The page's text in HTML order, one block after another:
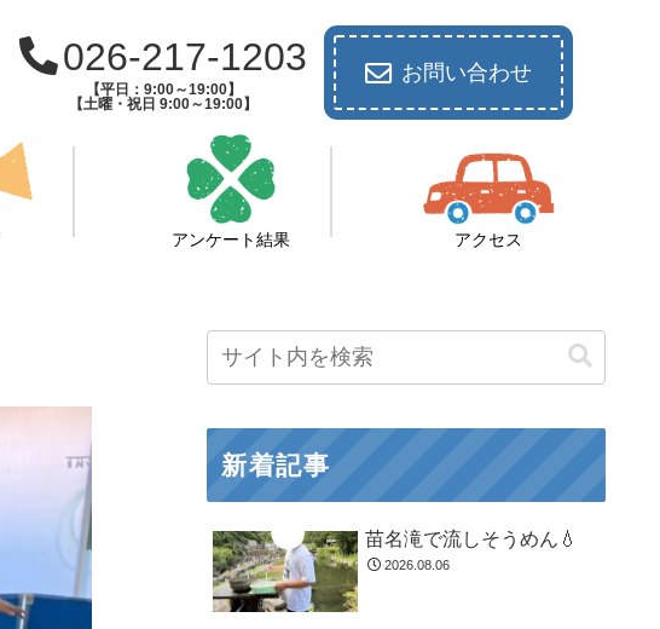
026-217-1203
【平日：9:00～19:00】
【土曜・祝日 9:00～19:00】
お問い合わせ
アンケート結果 アクセス
新着記事
苗名滝で流しそうめん💧
2026.08.06